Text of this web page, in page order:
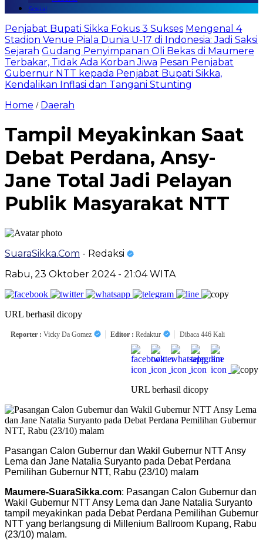
Sosial
Penjabat Bupati Sikka Fokus 3 Sukses Mengenal 4
Stadion Venue Piala Dunia U-17 di Indonesia: Jadi Saksi
Sejarah Gudang Penyimpanan Oli Bekas di Maumere
Terbakar, Tidak Ada Korban Jiwa Pesan Penjabat
Gubernur NTT kepada Penjabat Bupati Sikka,
Kendalikan Inflasi dan Tangani Stunting
Home / Daerah
Tampil Meyakinkan Saat
Debat Perdana, Ansy-
Jane Total Jadi Pelayan
Publik Masyarakat NTT
SuaraSikka.Com - Redaksi
Rabu, 23 Oktober 2024 - 21:04 WITA
URL berhasil dicopy
Reporter : Vicky Da Gomez Editor : Redaktur Dibaca 446 Kali
URL berhasil dicopy
Pasangan Calon Gubernur dan Wakil Gubernur NTT Ansy
Lema dan Jane Natalia Suryanto pada Debat Perdana
Pemilihan Gubernur NTT, Rabu (23/10) malam
Maumere-SuaraSikka.com: Pasangan Calon Gubernur dan
Wakil Gubernur NTT Ansy Lema dan Jane Natalia Suryanto
tampil meyakinkan pada Debat Perdana Pemilihan Gubernur
NTT yang berlangsung di Millenium Ballroom Kupang, Rabu
(23/10) malam.